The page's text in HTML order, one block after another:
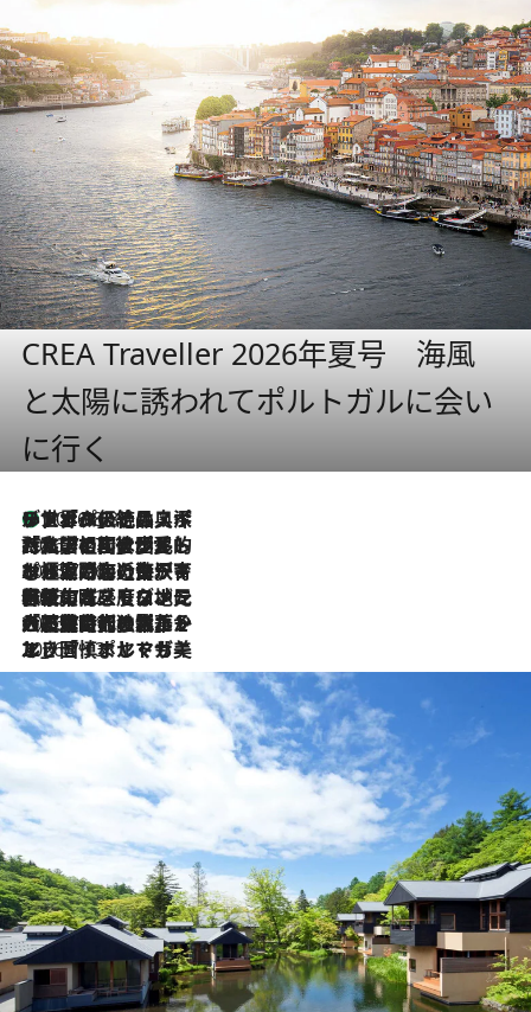
CREA Traveller 2026年夏号 海風
と太陽に誘われてポルトガルに会い
に行く
2026.8.8
リスボンの絶品スイーツ「パステル・デ・ナタ」とは？ポルトガル伝統の奥深い世界へ
2026.7.27
「私の祖国はポルトガル語です」国民的詩人フェルナンド・ペソアと、彼が愛した文学の街を歩く
2026.7.26
ポルトガル近海が育む極上の海の幸。キリリと冷えた白ワインと愉しむ、シーフード専門店の贅沢
2026.7.22
伝統の味をモダンに昇華。高感度な地元客が集う、リスボンの最旬ガストロノミー
2026.7.21
大航海時代の栄華から、震災、独裁、そして革命へ。ポルトガル・首都リスボンの石畳に刻まれた「歴史の光と影」
2026.7.13
エッセイ・ヤマザキマリ「慎ましくも美しき国 ポルトガル」